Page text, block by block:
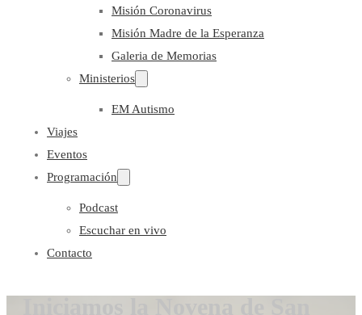
Misión Coronavirus
Misión Madre de la Esperanza
Galeria de Memorias
Ministerios
EM Autismo
Viajes
Eventos
Programación
Podcast
Escuchar en vivo
Contacto